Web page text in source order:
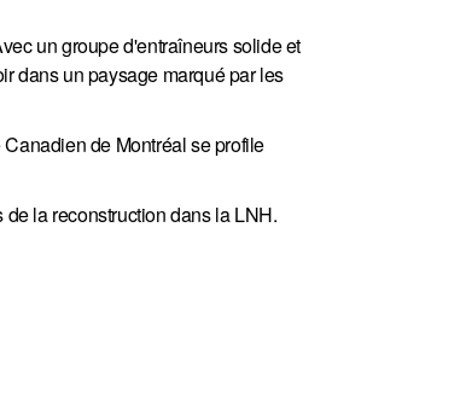
un groupe d'entraîneurs solide et
dans un paysage marqué par les
de Montréal se profile
la reconstruction dans la LNH.